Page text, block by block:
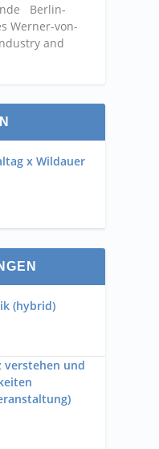
Berlin-
Werner-von-
and
x Wildauer
(hybrid)
verstehen und